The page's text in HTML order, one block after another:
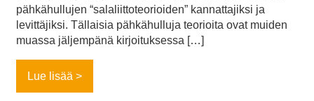
pähkähullujen “salaliittoteorioiden” kannattajiksi ja
levittäjiksi. Tällaisia pähkähulluja teorioita ovat muiden
muassa jäljempänä kirjoituksessa […]
Lue lisää